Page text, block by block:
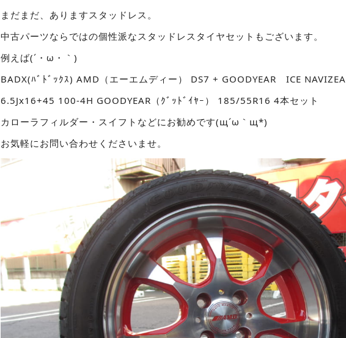
まだまだ、ありますスタッドレス。
中古パーツならではの個性派なスタッドレスタイヤセットもございます。
例えば(´・ω・｀)
BADX(ﾊﾞﾄﾞｯｸｽ) AMD（エーエムディー） DS7 + GOODYEAR ICE NAVIZEA
6.5Jx16+45 100-4H GOODYEAR（ｸﾞｯﾄﾞｲﾔｰ） 185/55R16 4本セット
カローラフィルダー・スイフトなどにお勧めです(щ´ω｀щ*)
お気軽にお問い合わせくださいませ。